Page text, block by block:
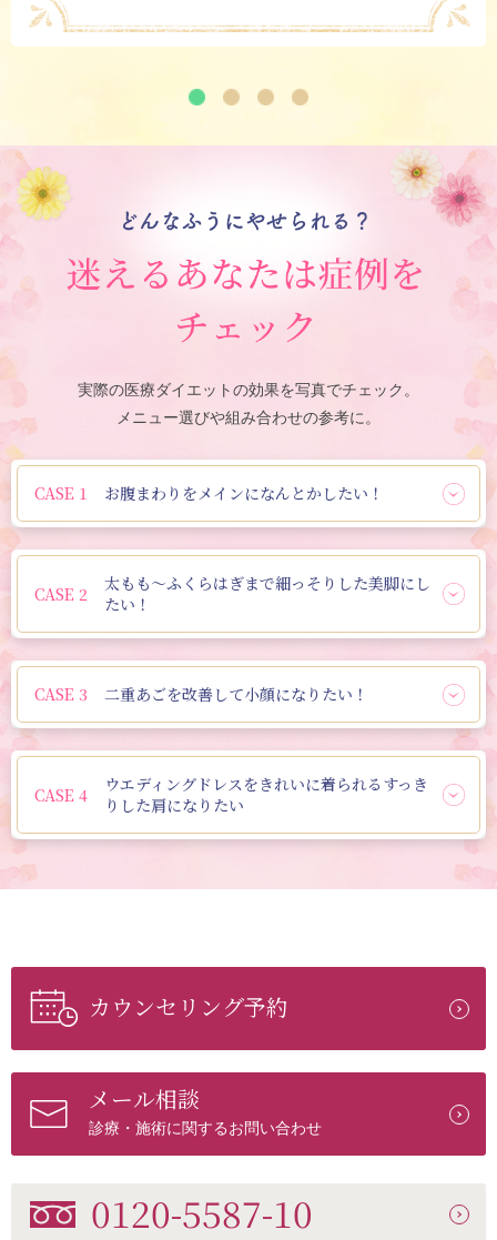
実際の医療ダイエットの効果を写真でチェック。
メニュー選びや組み合わせの参考に。
CASE 1 お腹まわりをメインになんとかしたい！
CASE 2 太もも〜ふくらはぎまで細っそりした美脚にし
たい！
CASE 3 二重あごを改善して小顔になりたい！
CASE 4 ウエディングドレスをきれいに着られる すっき
りした肩になりたい
カウンセリング予約
メール相談
診療・施術に関するお問い合わせ
0120-5587-10